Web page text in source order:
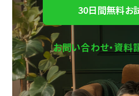
30日間無料お
お問い合わせ・資料